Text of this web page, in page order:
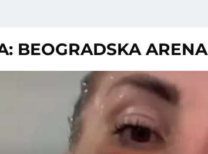
BEOGRADSKA ARENA